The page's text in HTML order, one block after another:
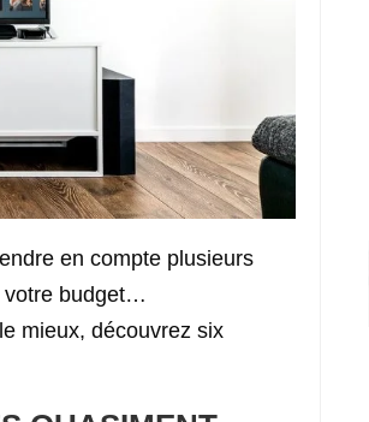
en compte plusieurs
votre budget…
mieux, découvrez six